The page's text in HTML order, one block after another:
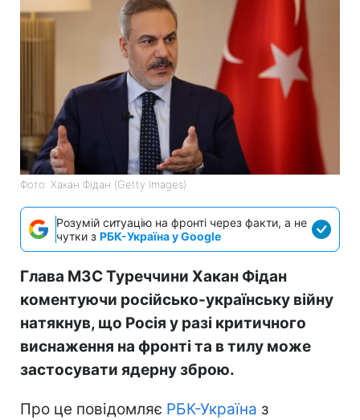
Фото: Хакан Фідан (Getty Images)
Розумій ситуацію на фронті через факти, а не
чутки з РБК-Україна у Google
Глава МЗС Туреччини Хакан Фідан
коментуючи російсько-українську війну
натякнув, що Росія у разі критичного
виснаження на фронті та в тилу може
застосувати ядерну зброю.
Про це повідомляє РБК-Україна з